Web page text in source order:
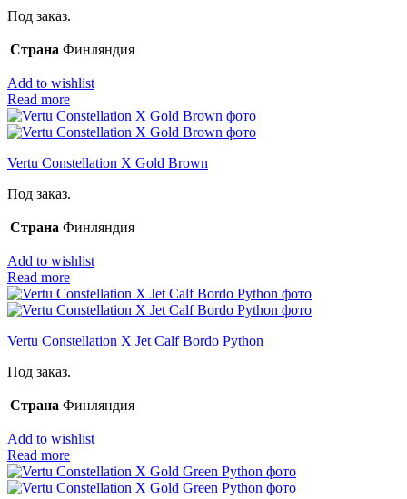
Под заказ.
Страна Финляндия
Add to wishlist
Read more
Vertu Constellation X Gold Brown
Под заказ.
Страна Финляндия
Add to wishlist
Read more
Vertu Constellation X Jet Calf Bordo Python
Под заказ.
Страна Финляндия
Add to wishlist
Read more